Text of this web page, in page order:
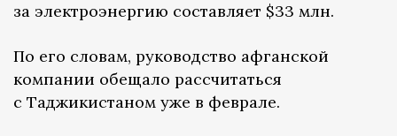
за электроэнергию составляет $33 млн.
По его словам, руководство афганской
компании обещало рассчитаться
с Таджикистаном уже в феврале.